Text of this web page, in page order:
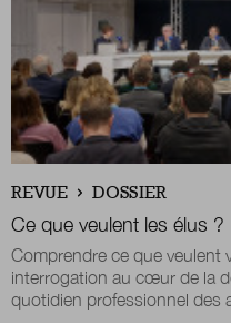
REVUE DOSSIER
Ce que veulent les élus ?
Comprendre ce que veulent
interrogation au cœur de la
quotidien professionnel des